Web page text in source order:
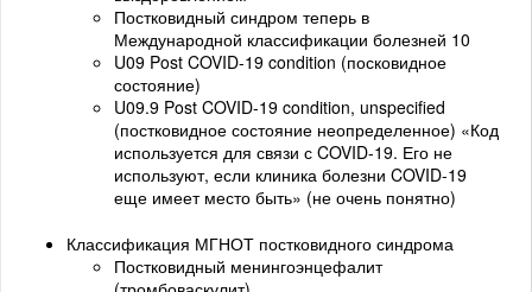
Постковидный синдром теперь в
Международной классификации болезней 10
U09 Post COVID-19 condition (посковидное
состояние)
U09.9 Post COVID-19 condition, unspecified
(постковидное состояние неопределенное) «Код
используется для связи с COVID-19. Его не
используют, если клиника болезни COVID-19
еще имеет место быть» (не очень понятно)
Классификация МГНОТ постковидного синдрома
Постковидный менингоэнцефалит